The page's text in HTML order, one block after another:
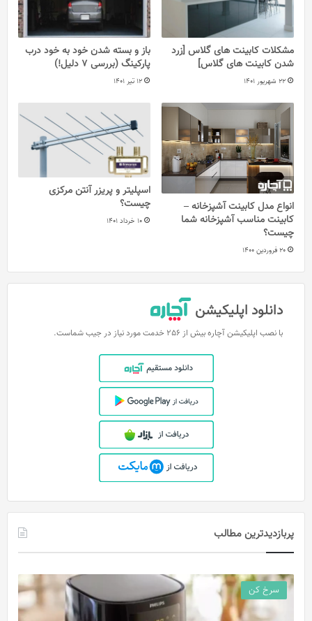
مشکلات کابینت های گلاس [زرد
شدن کابینت های گلاس]
22 شهریور 1401
باز و بسته شدن خود به خود درب
پارکینگ (بررسی ۷ دلیل!)
12 تیر 1401
انواع مدل کابینت آشپزخانه –
کابینت مناسب آشپزخانه شما
چیست؟
20 فروردین 1400
اسپلیتر و پریزر آنتن مرکزی
چیست؟
10 خرداد 1401
دانلود اپلیکیشن
با نصب اپلیکیشن آچاره بیش از 256 خدمت مورد نیاز در جیب شماست.
پربازدیدترین مطالب
سرخ کن